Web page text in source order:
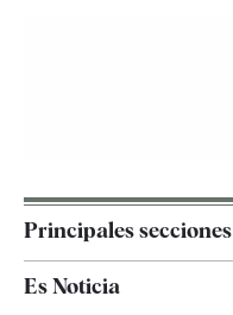
Principales secciones
Es Noticia